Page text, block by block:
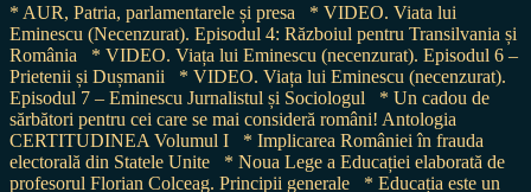
* AUR, Patria, parlamentarele și presa
* VIDEO. Viata lui
Eminescu (Necenzurat). Episodul 4: Războiul pentru Transilvania și
România
* VIDEO. Viața lui Eminescu (necenzurat). Episodul 6 –
Prietenii și Dușmanii
* VIDEO. Viața lui Eminescu (necenzurat).
Episodul 7 – Eminescu Jurnalistul și Sociologul
* Un cadou de
sărbători pentru cei care se mai consideră români! Antologia
CERTITUDINEA Volumul I
* Implicarea României în frauda
electorală din Statele Unite
* Noua Lege a Educației elaborată de
profesorul Florian Colceag. Principii generale
* Educația este un